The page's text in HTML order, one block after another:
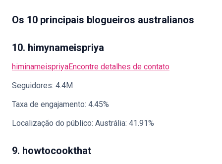
Os 10 principais blogueiros australianos
10. himynameispriya
himinameispriyaEncontre detalhes de contato
Seguidores: 4.4M
Taxa de engajamento: 4.45%
Localização do público: Austrália: 41.91%
9. howtocookthat